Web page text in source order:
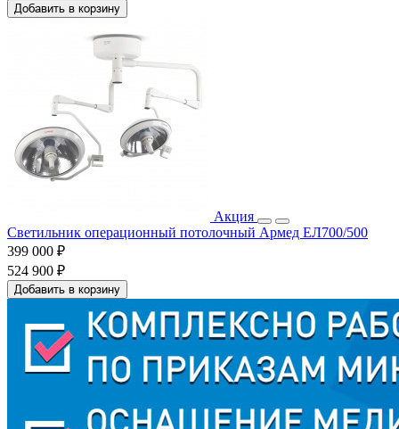
Добавить в корзину
Акция
Светильник операционный потолочный Армед ЕЛ700/500
399 000 ₽
524 900 ₽
Добавить в корзину